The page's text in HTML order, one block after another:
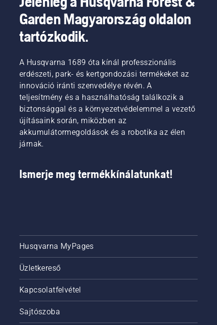
gázadásnál,
hogy a
felhasználó
megőrizhesse
az
élettartamát
könnyű
fű
nyírása
közben.
A savE
üzemmód
be- és
kikapcsolásához
meg az
akkumulátoros
akkumulátort.
A
megfelelően
kényelmesebb
viseletet
biztosít,
és
csökkenti
a
fáradtságot
használat
ideig
dolgozhat
egy
–
mondja
Svennung,
a
Husqvarna
és
Garden Magyarország oldalon
tartózkodik.
A Husqvarna 1689 óta kínál professzionális
erdészeti, park- és kertgondozási termékeket az
innováció iránti szenvedélye révén. A
teljesítmény és a használhatóság találkozik a
biztonsággal és a környezetvédelemmel a vezető
újításaink során, miközben az
akkumulátormegoldások és a robotika az élen
járnak.
Ismerje meg termékkínálatunkat!
Husqvarna MyPages
Üzletkereső
Kapcsolatfelvétel
Sajtószoba